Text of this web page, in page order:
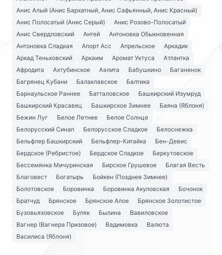
Анис Алый (Анис Бархатный, Анис Сафьянный, Анис Красный)
Анис Полосатый (Анис Серый)
Анис Розово-Полосатый
Анис Свердловский
Антей
Антоновка Обыкновенная
Антоновка Сладкая
Апорт Асс Апрельское
Аркадик
Аркад Теньковский
Аркаим Аромат Уктуса
Атлантка
Афродита
Ахтубинское Аэлита Бабушкино
Баганенок
Багрянец Кубани
Балаклавское
Балтика
Барнаульское Раннее
Батталовское
Башкирский Изумруд
Башкирский Красавец
Башкирское Зимнее
Баяна (Яблоня)
Бежин Луг
Белое Летнее
Белое Солнце
Белорусский Синап
Белорусское Сладкое
Белоснежка
Бельфлер Башкирский
Бельфлер-Китайка
Бен-Девис
Бердское (Ребристое)
Бердское Сладкое
Беркутовское
Бессемянка Мичуринская
Бирское Грушевое
Благая Весть
Благовест
Богатырь
Бойкен (Позднее Зимнее)
Болотовское
Боровинка Боровинка Акуловская
Бочонок
Братчуд
Брянское Брянское Алое
Брянское Золотистое
Бузовьязовское
Буляк Былина
Вавиловское
Вагнер (Вагнера Призовое)
Вадимовка
Валюта
Василиса (Яблоня)